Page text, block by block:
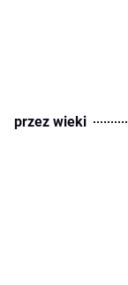
przez wieki